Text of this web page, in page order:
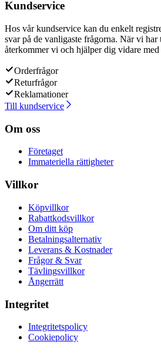
Kundservice
Hos vår kundservice kan du enkelt
svar på de vanligaste frågorna. När vi har
återkommer vi och hjälper dig vidare
Orderfrågor
Returfrågor
Reklamationer
Till kundservice
Om oss
Företaget
Immateriella rättigheter
Villkor
Köpvillkor
Rabattkodsvillkor
Om ditt köp
Betalningsalternativ
Leverans & Kostnader
Frågor & Svar
Tävlingsvillkor
Ångerrätt
Integritet
Integritetspolicy
Cookiepolicy